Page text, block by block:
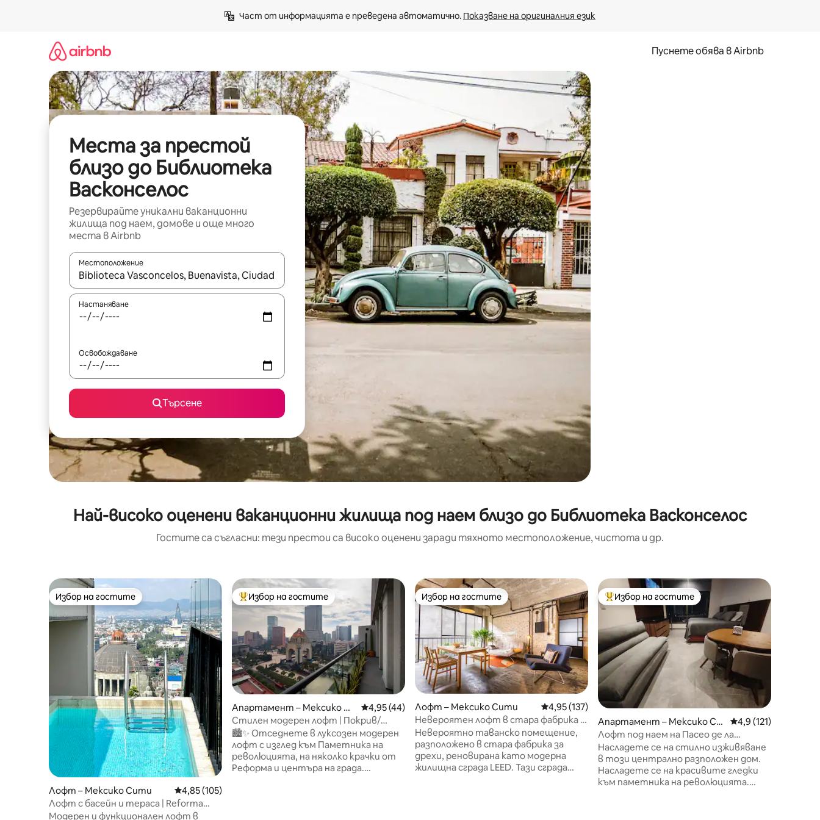
Част от информацията е преведена автоматично. Показване на оригиналния език
Пуснете обява в Airbnb
Места за престой
близо до Библиотека
Васконселос
Резервирайте уникални ваканционни
жилища под наем, домове и още много
места в Airbnb
Местоположение
Когато резултатите се покажат, използвайте клавишите със стрелки нагоре и надолу или навигирайте с докосване или плъзгане.
Настаняване
Освобождаване
Търсене
Най-високо оценени ваканционни жилища под наем близо до Библиотека Васконселос
Гостите са съгласни: тези престои са високо оценени заради тяхното местоположение, чистота и др.
Избор на гостите
Избор на гостите
Лофт – Мексико Сити Средна оценка: 4,85 от 5, 105 отзива
4,85 (105)
Лофт с басейн и тераса | Reforma
Downtown CDMX
Модерен и функционален лофт в
Най-популярен избор на гостите
Избор на гостите
Апартамент – Мексико Си
ти
Средна оценка: 4,95 от 5, 44 отзива
4,95 (44)
Стилен модерен лофт | Покрив/
фитнес | Изглед към
забележителност
🏙️✨ Отседнете в луксозен модерен
лофт с изглед към Паметника на
революцията, на няколко крачки от
Реформа и центъра на града.
Избор на гостите
Избор на гостите
Лофт – Мексико Сити Средна оценка: 4,95 от 5, 137 отзива
4,95 (137)
Невероятен лофт в стара фабрика и
360° зелен покрив
Невероятно таванско помещение,
разположено в стара фабрика за
дрехи, реновирана като модерна
жилищна сграда LEED. Тази сграда
Най-популярен избор на гостите
Избор на гостите
Апартамент – Мексико Си
ти
Средна оценка: 4,9
4,9 (121)
Лофт под наем на Пасео де ла
Реформа
Насладете се на стилно изживяване
в този централно разположен дом.
Насладете се на красивите гледки
към паметника на революцията.